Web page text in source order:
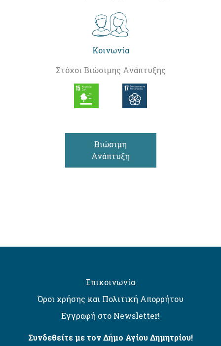
Κοινωνία
Στόχοι Βιώσιμης Ανάπτυξης
Βιώσιμη
Ανάπτυξη
Επικοινωνία
Όροι χρήσης και Πολιτική Απορρήτου
Εγγραφή στο Newsletter!
Συνδεθείτε με τον Δήμο Αγίου Δημητρίου!